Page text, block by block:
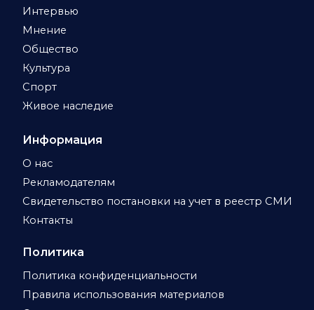
Интервью
Мнение
Общество
Культура
Спорт
Живое наследие
Информация
О нас
Рекламодателям
Свидетельство постановки на учет в реестр СМИ
Контакты
Политика
Политика конфиденциальности
Правила использования материалов